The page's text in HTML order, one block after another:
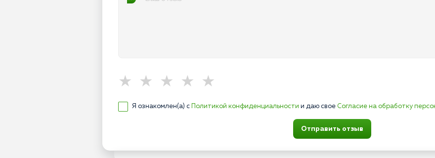
Я ознакомлен(а) с Политикой конфиденциальности и даю свое Согласие на обработку
Отправить отзыв